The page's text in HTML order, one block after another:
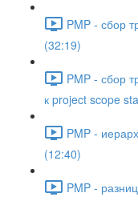
PMP - сбор
(32:19)
PMP - сбор
к project scope
PMP -
(12:40)
PMP -